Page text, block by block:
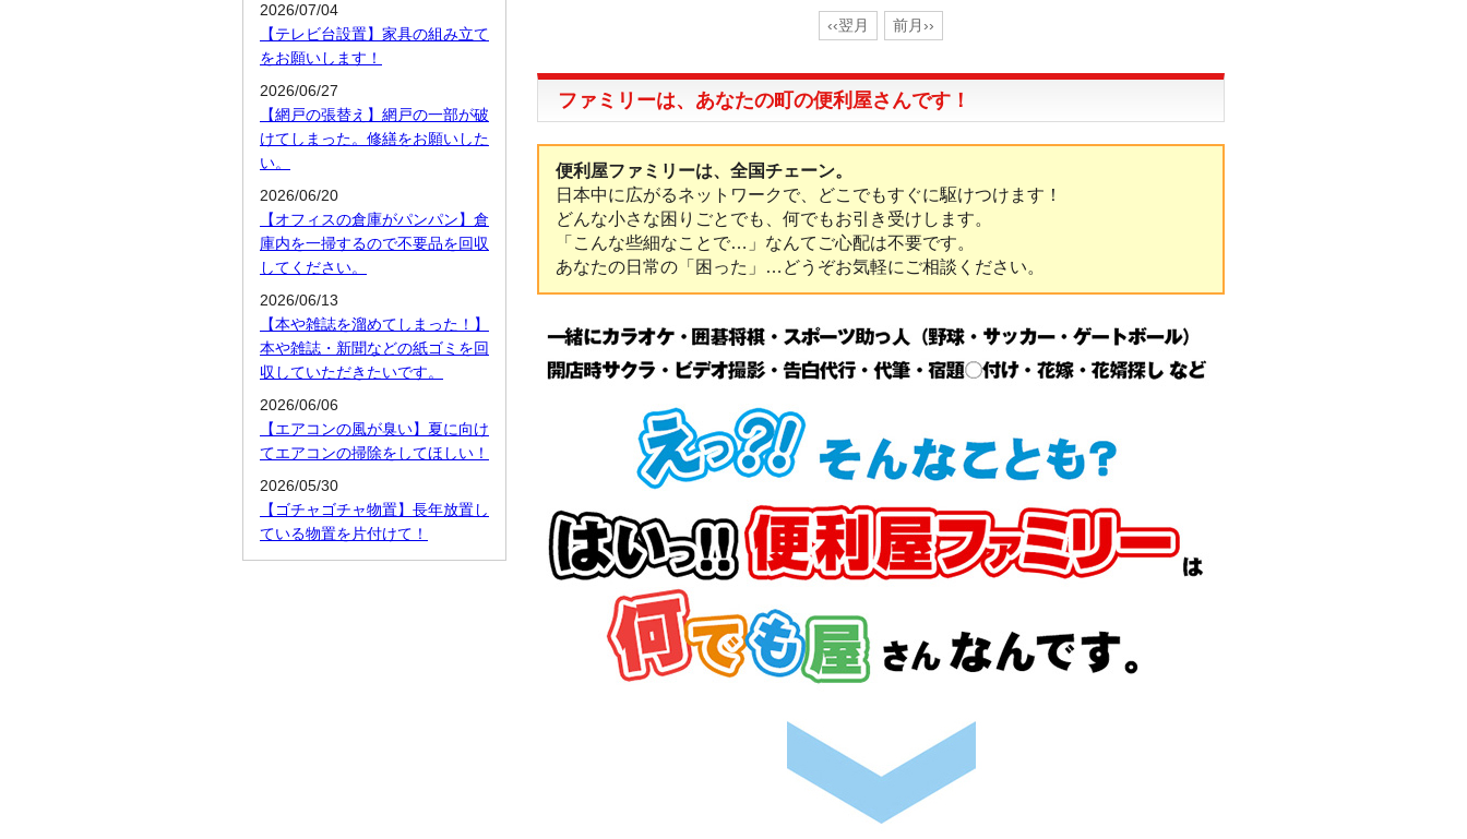
‹‹翌月 前月››
ファミリーは、あなたの町の便利屋さんです！
便利屋ファミリーは、全国チェーン。
日本中に広がるネットワークで、どこでもすぐに駆けつけます！
どんな小さな困りごとでも、何でもお引き受けします。
「こんな些細なことで…」なんてご心配は不要です。
あなたの日常の「困った」…どうぞお気軽にご相談ください。
2026/07/04
【テレビ台設置】家具の組み立て
をお願いします！
2026/06/27
【網戸の張替え】網戸の一部が破
けてしまった。修繕をお願いした
い。
2026/06/20
【オフィスの倉庫がパンパン】倉
庫内を一掃するので不要品を回収
してください。
2026/06/13
【本や雑誌を溜めてしまった！】
本や雑誌・新聞などの紙ゴミを回
収していただきたいです。
2026/06/06
【エアコンの風が臭い】夏に向け
てエアコンの掃除をしてほしい！
2026/05/30
【ゴチャゴチャ物置】長年放置し
ている物置を片付けて！